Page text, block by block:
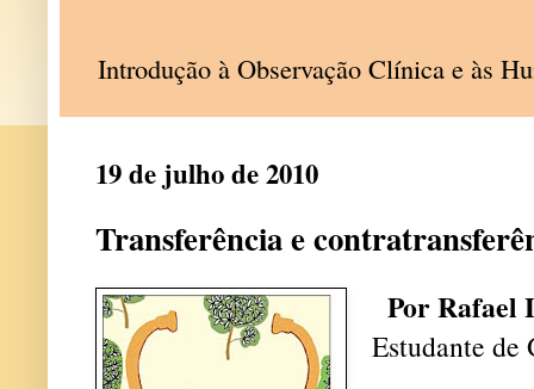
Introdução à Observação Clínica e às
19 de julho de 2010
Transferência e
Por Rafael
Estudante de